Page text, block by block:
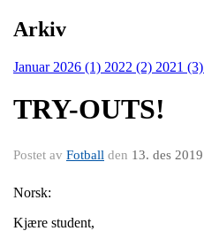
Arkiv
Januar 2026 (1) 2022 (2) 2021 (3)
TRY-OUTS!
Postet av Fotball den 13. des 2019
Norsk:
Kjære student,